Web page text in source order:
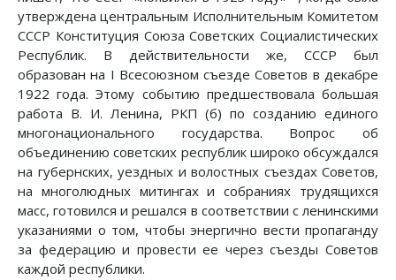
утверждена центральным Исполнительным Комитетом
СССР Конституция Союза Советских Социалистических
Республик. В действительности же, СССР был
образован на I Всесоюзном съезде Советов в декабре
1922 года. Этому событию предшествовала большая
работа В. И. Ленина, РКП (б) по созданию единого
многонационального государства. Вопрос об
объединению советских республик широко обсуждался
на губернских, уездных и волостных съездах Советов,
на многолюдных митингах и собраниях трудящихся
масс, готовился и решался в соответствии с ленинскими
указаниями о том, чтобы энергично вести пропаганду
за федерацию и провести ее через съезды Советов
каждой республики.